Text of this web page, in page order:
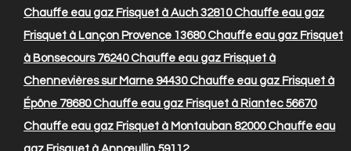
Chauffe eau gaz Frisquet à Auch 32810Chauffe eau gaz
Frisquet à Lançon Provence 13680Chauffe eau gaz Frisquet
à Bonsecours 76240Chauffe eau gaz Frisquet à
Chennevières sur Marne 94430Chauffe eau gaz Frisquet à
Épône 78680Chauffe eau gaz Frisquet à Riantec 56670
Chauffe eau gaz Frisquet à Montauban 82000Chauffe eau